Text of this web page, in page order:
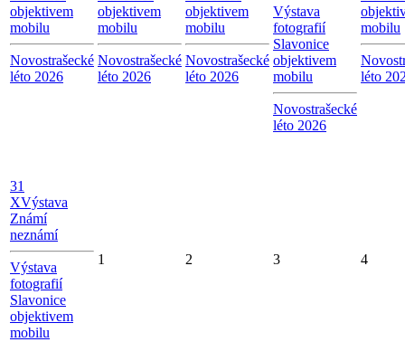
objektivem
mobilu
Novostrašecké
léto 2026
objektivem
mobilu
Novostrašecké
léto 2026
objektivem
mobilu
Novostrašecké
léto 2026
Výstava
fotografií
Slavonice
objektivem
mobilu
Novostrašecké
léto 2026
mobilu
léto
31
XVýstava
Známí
neznámí
Výstava
fotografií
Slavonice
objektivem
mobilu
1 2 3 4